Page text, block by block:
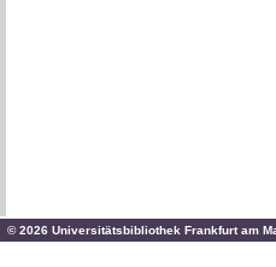
© 2026 Universitätsbibliothek Frankfurt am